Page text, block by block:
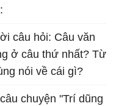
câu hỏi: Câu văn
ở câu thứ nhất? Từ
nói về cái gì?
chuyện "Trí dũng